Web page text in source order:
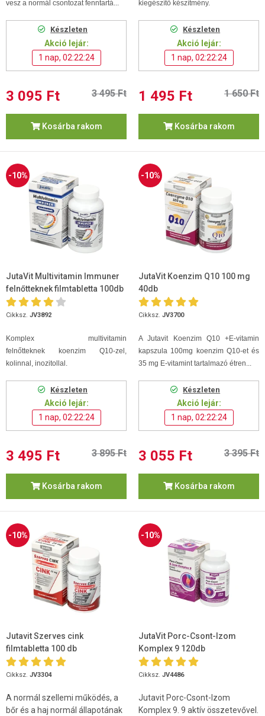
vesz a normál csontozat fenntartá...
Készleten
Akció lejár:
1 nap, 02:22:24
3 095 Ft 3 495 Ft
Kosárba rakom
kiegészítő készítmény.
Készleten
Akció lejár:
1 nap, 02:22:24
1 495 Ft 1 650 Ft
Kosárba rakom
-10%
JutaVit Multivitamin Immuner
felnőtteknek filmtabletta 100db
Cikksz. JV3892
Komplex multivitamin
felnőtteknek koenzim Q10-zel,
kolinnal, inozitollal.
Készleten
Akció lejár:
1 nap, 02:22:24
3 495 Ft 3 895 Ft
Kosárba rakom
-10%
JutaVit Koenzim Q10 100 mg
40db
Cikksz. JV3700
A Jutavit Koenzim Q10 +E-vitamin
kapszula 100mg koenzim Q10-et és
35 mg E-vitamint tartalmazó étren...
Készleten
Akció lejár:
1 nap, 02:22:24
3 055 Ft 3 395 Ft
Kosárba rakom
-10%
Jutavit Szerves cink
filmtabletta 100 db
Cikksz. JV3304
A normál szellemi működés, a
bőr és a haj normál állapotának
-10%
JutaVit Porc-Csont-Izom
Komplex 9 120db
Cikksz. JV4486
Jutavit Porc-Csont-Izom
Komplex 9. 9 aktív összetevővel.